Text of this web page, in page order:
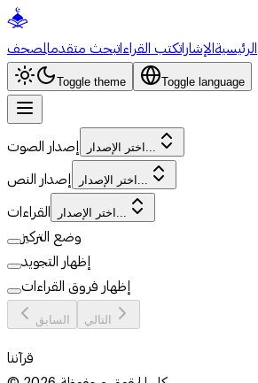
الرئيسيةالإشاراتكتب القراءاتبحث متقدمالمصحف
Toggle theme Toggle language
إصدار الصوت اختر الإصدار...
إصدار النص اختر الإصدار...
القراءات اختر الإصدار...
وضع التركيز
إظهار التجويد
إظهار فروق القراءات
السابق التالي
قرآننا